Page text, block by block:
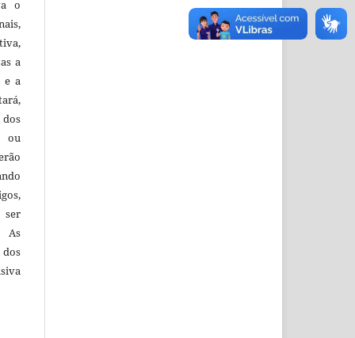
o
a
e a
ou
ser
As